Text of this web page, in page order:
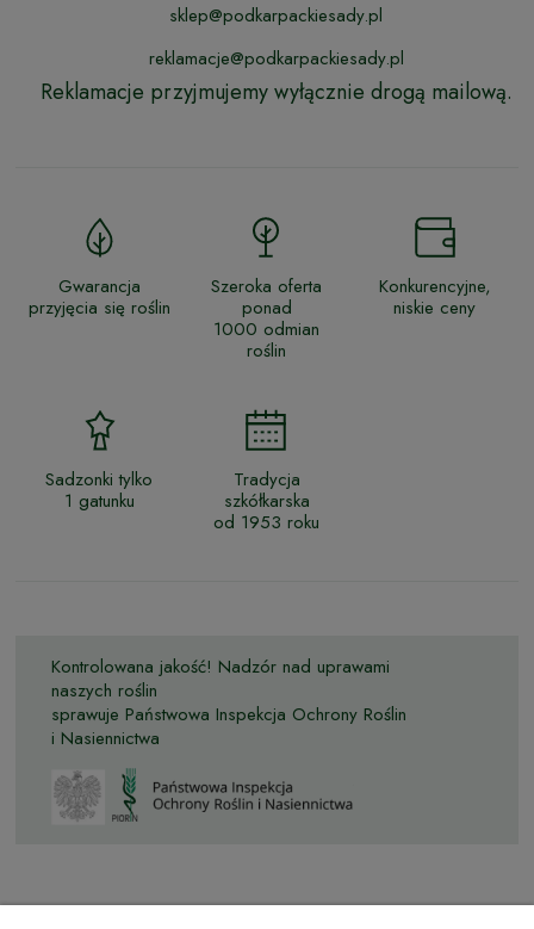
sklep@podkarpackiesady.pl
reklamacje@podkarpackiesady.pl
Reklamacje przyjmujemy wyłącznie drogą mailową.
Gwarancja
przyjęcia się roślin
Szeroka oferta
ponad
1000 odmian
roślin
Konkurencyjne,
niskie ceny
Sadzonki tylko
1 gatunku
Tradycja
szkółkarska
od 1953 roku
Kontrolowana jakość! Nadzór nad uprawami
naszych roślin
sprawuje Państwowa Inspekcja Ochrony Roślin
i Nasiennictwa